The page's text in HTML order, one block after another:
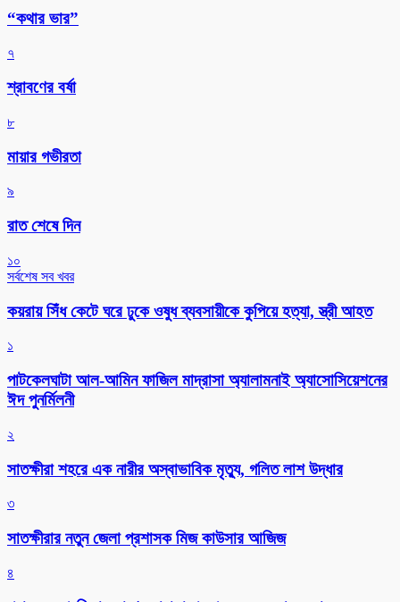
“কথার ভার”
৭
শ্রাবণের বর্ষা
৮
মায়ার গভীরতা
৯
রাত শেষে দিন
১০
সর্বশেষ সব খবর
কয়রায় সিঁধ কেটে ঘরে ঢুকে ওষুধ ব্যবসায়ীকে কুপিয়ে হত্যা, স্ত্রী আহত
১
পাটকেলঘাটা আল-আমিন ফাজিল মাদ্রাসা অ্যালামনাই অ্যাসোসিয়েশনের
ঈদ পুনর্মিলনী
২
সাতক্ষীরা শহরে এক নারীর অস্বাভাবিক মৃত্যু, গলিত লাশ উদ্ধার
৩
সাতক্ষীরার নতুন জেলা প্রশাসক মিজ কাউসার আজিজ
৪